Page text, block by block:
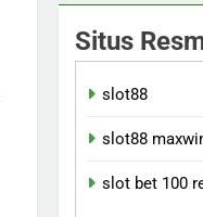
Situs
slot88
slot88
slot bet 100